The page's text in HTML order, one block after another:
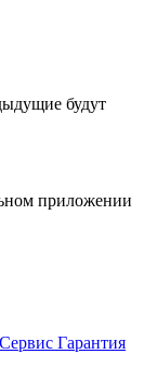
будут
приложении
Сервис Гарантия